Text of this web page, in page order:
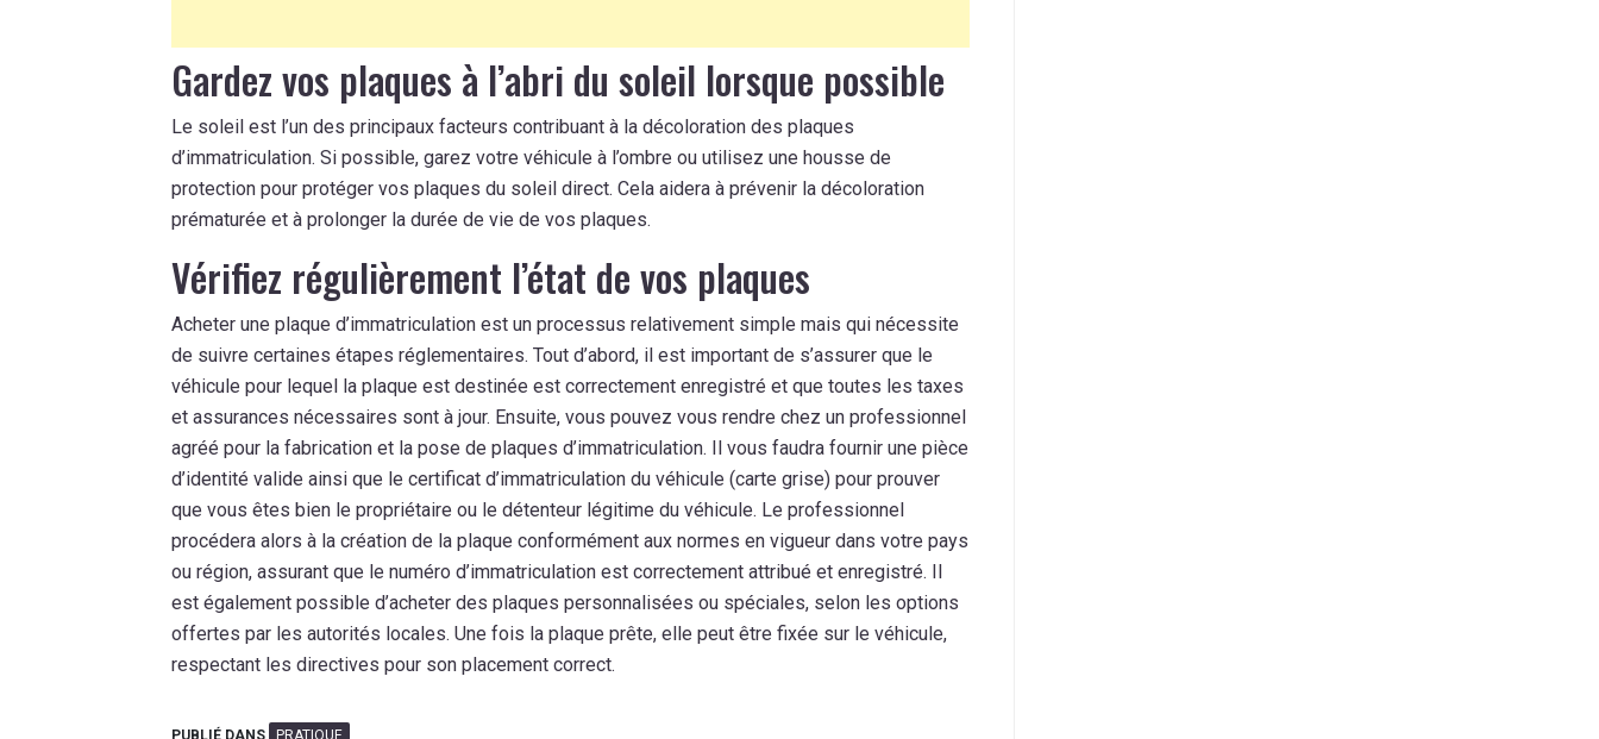
Gardez vos plaques à l’abri du soleil lorsque possible
Le soleil est l’un des principaux facteurs contribuant à la décoloration des plaques
d’immatriculation. Si possible, garez votre véhicule à l’ombre ou utilisez une housse de
protection pour protéger vos plaques du soleil direct. Cela aidera à prévenir la décoloration
prématurée et à prolonger la durée de vie de vos plaques.
Vérifiez régulièrement l’état de vos plaques
Acheter une plaque d’immatriculation est un processus relativement simple mais qui nécessite
de suivre certaines étapes réglementaires. Tout d’abord, il est important de s’assurer que le
véhicule pour lequel la plaque est destinée est correctement enregistré et que toutes les taxes
et assurances nécessaires sont à jour. Ensuite, vous pouvez vous rendre chez un professionnel
agréé pour la fabrication et la pose de plaques d’immatriculation. Il vous faudra fournir une pièce
d’identité valide ainsi que le certificat d’immatriculation du véhicule (carte grise) pour prouver
que vous êtes bien le propriétaire ou le détenteur légitime du véhicule. Le professionnel
procédera alors à la création de la plaque conformément aux normes en vigueur dans votre pays
ou région, assurant que le numéro d’immatriculation est correctement attribué et enregistré. Il
est également possible d’acheter des plaques personnalisées ou spéciales, selon les options
offertes par les autorités locales. Une fois la plaque prête, elle peut être fixée sur le véhicule,
respectant les directives pour son placement correct.